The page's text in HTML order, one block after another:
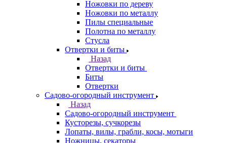
Ножовки по дереву
Ножовки по металлу
Пилы специальные
Полотна по металлу
Стусла
Отвертки и биты
Назад
Отвертки и биты
Биты
Отвертки
Садово-огородный инструмент
Назад
Садово-огородный инструмент
Кусторезы, сучкорезы
Лопаты, вилы, грабли, косы, мотыги
Ножницы, секаторы